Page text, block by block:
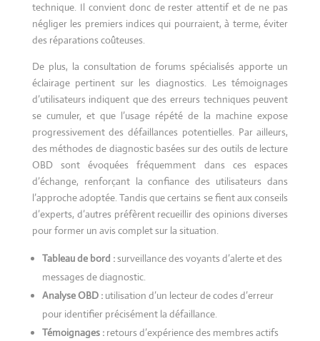
technique. Il convient donc de rester attentif et de ne pas
négliger les premiers indices qui pourraient, à terme, éviter
des réparations coûteuses.
De plus, la consultation de forums spécialisés apporte un
éclairage pertinent sur les diagnostics. Les témoignages
d’utilisateurs indiquent que des erreurs techniques peuvent
se cumuler, et que l’usage répété de la machine expose
progressivement des défaillances potentielles. Par ailleurs,
des méthodes de diagnostic basées sur des outils de lecture
OBD sont évoquées fréquemment dans ces espaces
d’échange, renforçant la confiance des utilisateurs dans
l’approche adoptée. Tandis que certains se fient aux conseils
d’experts, d’autres préfèrent recueillir des opinions diverses
pour former un avis complet sur la situation.
Tableau de bord :surveillance des voyants d’alerte et des
messages de diagnostic.
Analyse OBD :utilisation d’un lecteur de codes d’erreur
pour identifier précisément la défaillance.
Témoignages :retours d’expérience des membres actifs